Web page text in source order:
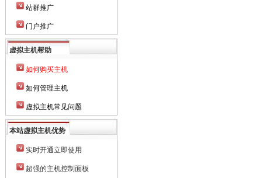
站群推广
门户推广
虚拟主机帮助
如何购买主机
如何管理主机
虚拟主机常见问题
本站虚拟主机优势
实时开通立即使用
超强的主机控制面板